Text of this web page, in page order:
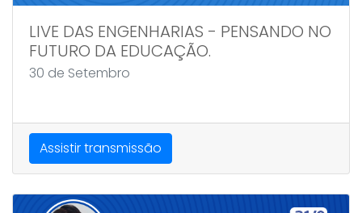
LIVE DAS ENGENHARIAS - PENSANDO NO
FUTURO DA EDUCAÇÃO.
30 de Setembro
Assistir transmissão